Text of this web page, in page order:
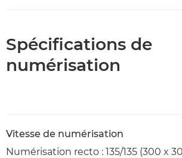
Spécifications de
numérisation
Vitesse de numérisation
Numérisation recto : 135/135 (300 x